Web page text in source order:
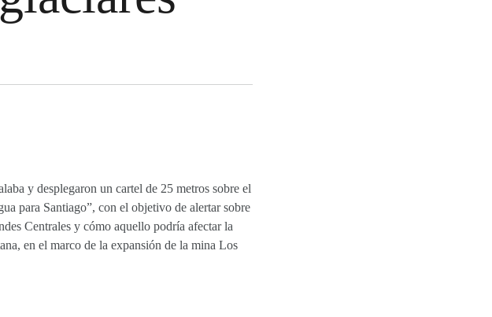
y desplegaron un cartel de 25 metros sobre el
para Santiago”, con el objetivo de alertar sobre
Centrales y cómo aquello podría afectar la
en el marco de la expansión de la mina Los